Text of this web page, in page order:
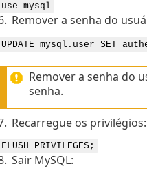
use mysql
Remover a senha do
UPDATE mysql.user SET
Remover a senha do
senha.
Recarregue os privilégios:
FLUSH PRIVILEGES;
Sair MySQL: